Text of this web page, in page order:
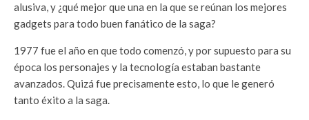
alusiva, y ¿qué mejor que una en la que se reúnan los mejores
gadgets para todo buen fanático de la saga?
1977 fue el año en que todo comenzó, y por supuesto para su
época los personajes y la tecnología estaban bastante
avanzados. Quizá fue precisamente esto, lo que le generó
tanto éxito a la saga.